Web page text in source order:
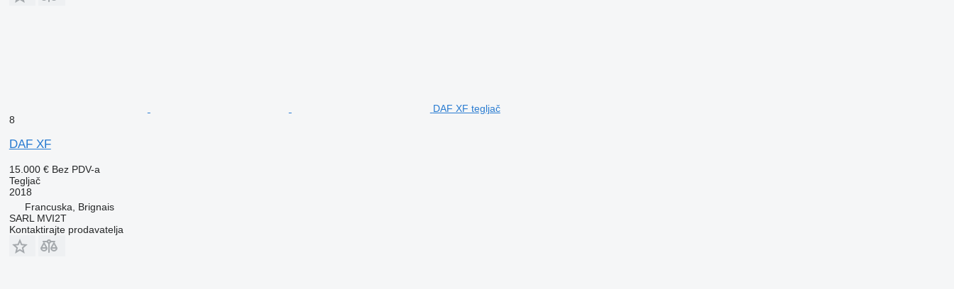
DAF XF tegljač
8
DAF XF
15.000 € Bez PDV-a
Tegljač
2018
Francuska, Brignais
SARL MVI2T
Kontaktirajte prodavatelja